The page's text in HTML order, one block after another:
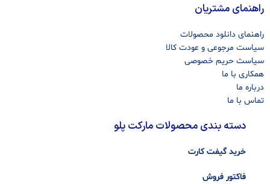
راهنمای مشتریان
راهنمای دانلود محصولات
سیاست مرجوعی و عودت کالا
سیاست حریم خصوصی
همکاری با ما
درباره ما
تماس با ما
دسته بندی محصولات مارکت پلو
خرید گیفت کارت
فاکتور فروش